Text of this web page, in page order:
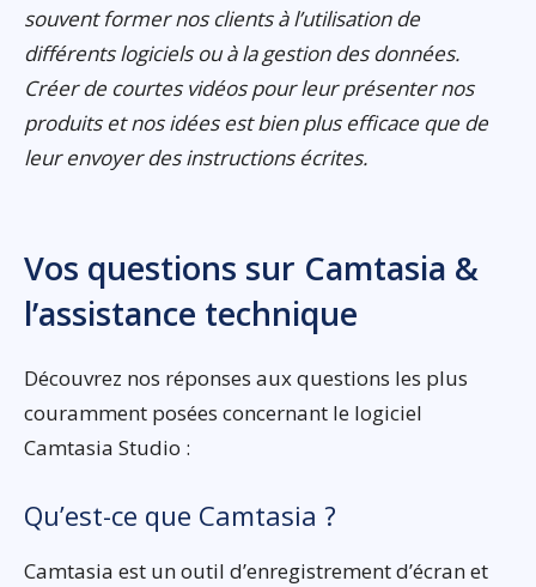
souvent former nos clients à l’utilisation de
différents logiciels ou à la gestion des données.
Créer de courtes vidéos pour leur présenter nos
produits et nos idées est bien plus efficace que de
leur envoyer des instructions écrites.
Vos questions sur Camtasia &
l’assistance technique
Découvrez nos réponses aux questions les plus
couramment posées concernant le logiciel
Camtasia Studio :
Qu’est-ce que Camtasia ?
Camtasia est un outil d’enregistrement d’écran et